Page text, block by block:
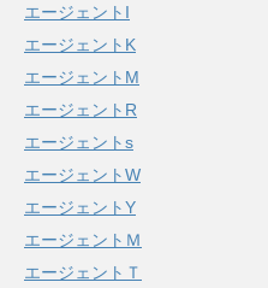
エージェントI
エージェントK
エージェントM
エージェントR
エージェントs
エージェントW
エージェントY
エージェントＭ
エージェントＴ